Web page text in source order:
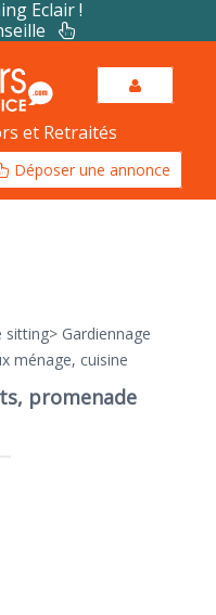
Eclair !
et Retraités
Déposer une annonce
sitting> Gardiennage
ménage, cuisine
promenade